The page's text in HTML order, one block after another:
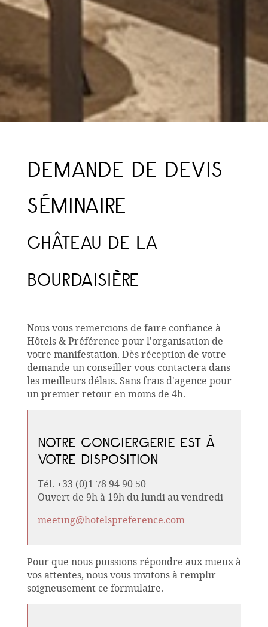
DEMANDE DE DEVIS
SÉMINAIRE
CHÂTEAU DE LA
BOURDAISIÈRE
Nous vous remercions de faire confiance à
Hôtels & Préférence pour l'organisation de
votre manifestation. Dès réception de votre
demande un conseiller vous contactera dans
les meilleurs délais. Sans frais d'agence pour
un premier retour en moins de 4h.
NOTRE CONCIERGERIE EST À
VOTRE DISPOSITION
Tél. +33 (0)1 78 94 90 50
Ouvert de 9h à 19h du lundi au vendredi
meeting@hotelspreference.com
Pour que nous puissions répondre aux mieux à
vos attentes, nous vous invitons à remplir
soigneusement ce formulaire.